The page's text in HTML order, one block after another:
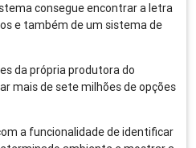
consegue encontrar a letra
e também de um sistema de
da própria produtora do
mais de sete milhões de opções
a funcionalidade de identificar